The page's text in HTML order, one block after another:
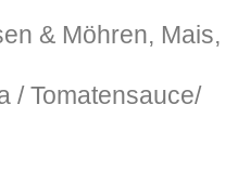
& Möhren, Mais,
/ Tomatensauce/